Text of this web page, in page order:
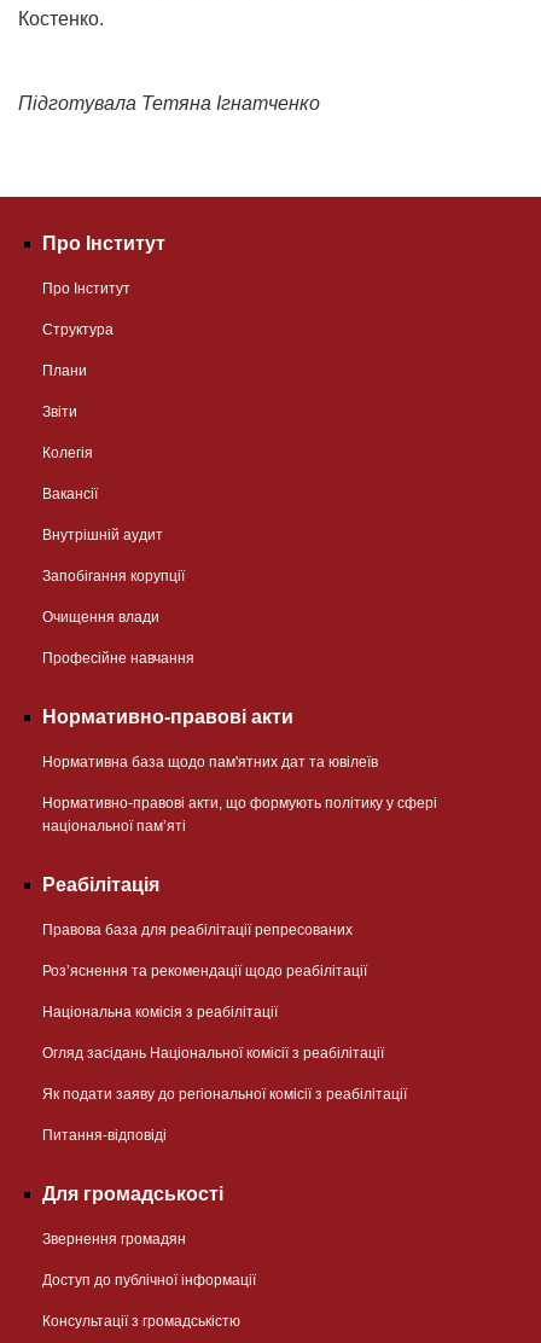
Костенко.
Підготувала Тетяна Ігнатченко
Про Інститут
Про Інститут
Структура
Плани
Звіти
Колегія
Вакансії
Внутрішній аудит
Запобігання корупції
Очищення влади
Професійне навчання
Нормативно-правові акти
Нормативна база щодо пам'ятних дат та ювілеїв
Нормативно-правові акти, що формують політику у сфері
національної памʼяті
Реабілітація
Правова база для реабілітації репресованих
Розʼяснення та рекомендації щодо реабілітації
Національна комісія з реабілітації
Огляд засідань Національної комісії з реабілітації
Як подати заяву до регіональної комісії з реабілітації
Питання-відповіді
Для громадськості
Звернення громадян
Доступ до публічної інформації
Консультації з громадськістю